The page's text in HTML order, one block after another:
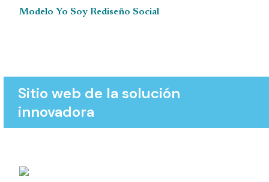
Modelo Yo Soy Rediseño Social
Sitio web de la solución
innovadora